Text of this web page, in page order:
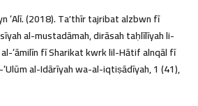
ʻAlī. (2018). Taʼthīr tajribat alzbwn fī
al-mustadāmah, dirāsah taḥlīlīyah li-
al-ʻāmilīn fī Sharikat kwrk lil-Hātif alnqāl fī
al-Idārīyah wa-al-iqtiṣādīyah, 1 (41),